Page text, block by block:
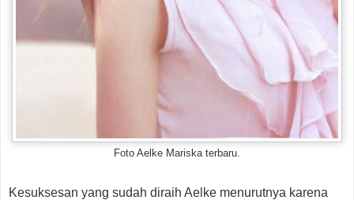
Foto Aelke Mariska terbaru.
Kesuksesan yang sudah diraih Aelke menurutnya karena